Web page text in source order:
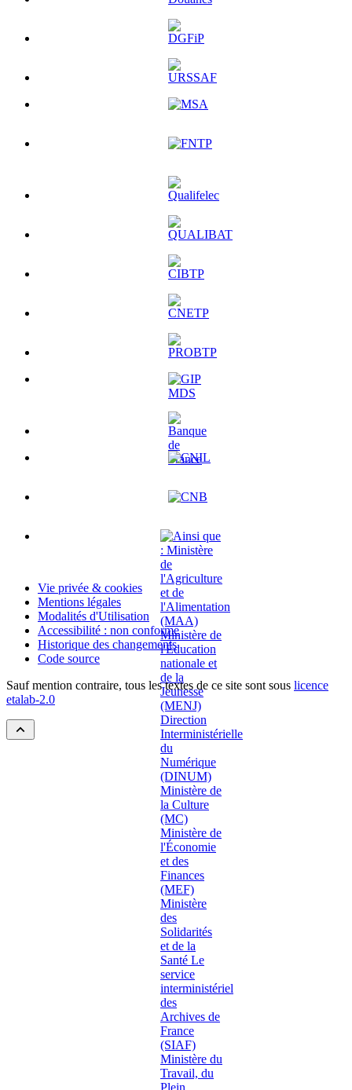
Vie privée & cookies
Mentions légales
Modalités d'Utilisation
Accessibilité : non conforme
Historique des changements
Code source
Sauf mention contraire, tous les textes de ce site sont sous licence
etalab-2.0